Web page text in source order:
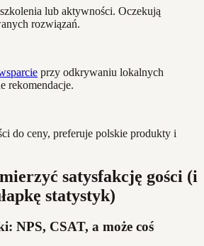
lub aktywności. Oczekują
rozwiązań.
przy odkrywaniu lokalnych
rekomendacje.
do ceny, preferuje polskie produkty i
satysfakcję gości (i
statystyk)
NPS, CSAT, a może coś